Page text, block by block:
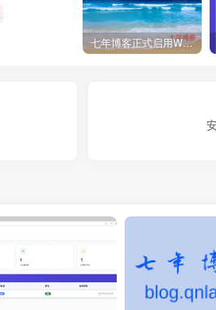
七年博客正式启用WordPress程序